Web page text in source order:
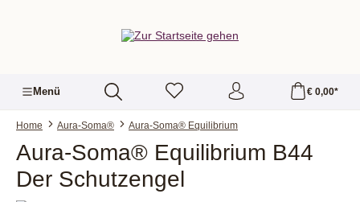
Menü € 0,00*
Home Aura-Soma® Aura-Soma® Equilibrium
Aura-Soma® Equilibrium B44
Der Schutzengel